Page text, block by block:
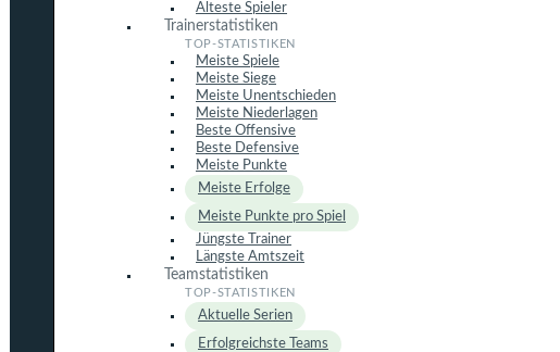
Älteste Spieler
Trainerstatistiken
Meiste Spiele
Meiste Siege
Meiste Unentschieden
Meiste Niederlagen
Beste Offensive
Beste Defensive
Meiste Punkte
Meiste Erfolge
Meiste Punkte pro Spiel
Jüngste Trainer
Längste Amtszeit
Teamstatistiken
Aktuelle Serien
Erfolgreichste Teams